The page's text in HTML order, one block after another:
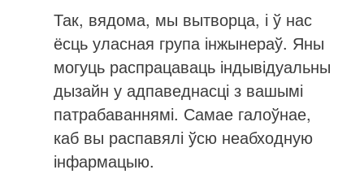
Так, вядома, мы вытворца, і ў нас
ёсць уласная група інжынераў. Яны
могуць распрацаваць індывідуальны
дызайн у адпаведнасці з вашымі
патрабаваннямі. Самае галоўнае,
каб вы распавялі ўсю неабходную
інфармацыю.